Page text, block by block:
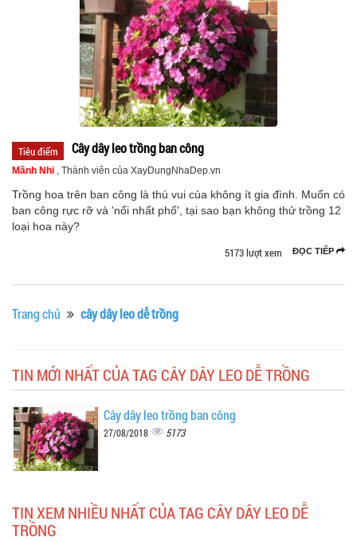
Tiêu điểm Cây dây leo trồng ban công
Mãnh Nhi , Thành viên của XayDungNhaDep.vn
Trồng hoa trên ban công là thú vui của không ít gia đình. Muốn có
ban công rực rỡ và 'nổi nhất phố', tại sao bạn không thử trồng 12
loại hoa này?
ĐỌC TIẾP
5173 lượt xem
Trang chủ cây dây leo dễ trồng
TIN MỚI NHẤT CỦA TAG CÂY DÂY LEO DỄ TRỒNG
Cây dây leo trồng ban công
27/08/2018 5173
TIN XEM NHIỀU NHẤT CỦA TAG CÂY DÂY LEO DỄ
TRỒNG